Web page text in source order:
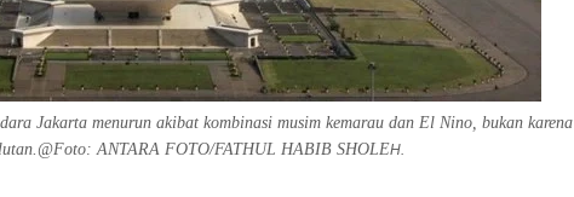
Jakarta menurun akibat kombinasi musim kemarau dan El Nino, bukan karena
ANTARA FOTO/FATHUL HABIB SHOLEH.